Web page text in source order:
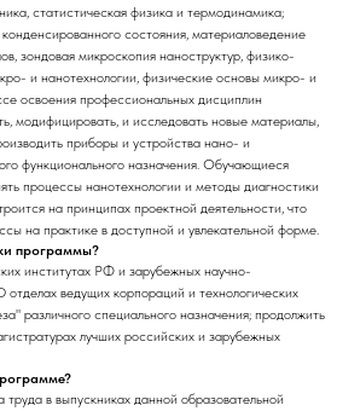
статистическая физика и термодинамика;
состояния, материаловедение
зондовая микроскопия наноструктур, физико-
и нанотехнологии, физические основы микро- и
освоения профессиональных дисциплин
модифицировать, и исследовать новые материалы,
приборы и устройства нано- и
функционального назначения. Обучающиеся
процессы нанотехнологии и методы диагностики
на принципах проектной деятельности, что
на практике в доступной и увлекательной форме.
программы?
институтах РФ и зарубежных научно-
отделах ведущих корпораций и технологических
различного специального назначения; продолжить
лучших российских и зарубежных
в выпускниках данной образовательной